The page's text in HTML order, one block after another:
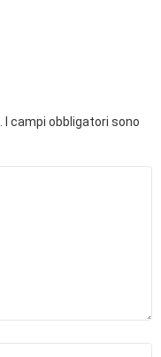
I campi obbligatori sono